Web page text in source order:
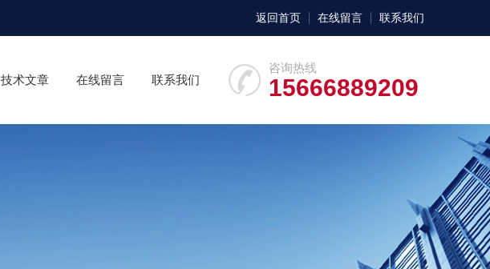
返回首页 在线留言 联系我们
咨询热线
15666889209
技术文章 在线留言 联系我们